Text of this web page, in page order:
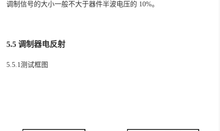
调制信号的大小一般不大于器件半波电压的 10%。
5.5 调制器电反射
5.5.1测试框图